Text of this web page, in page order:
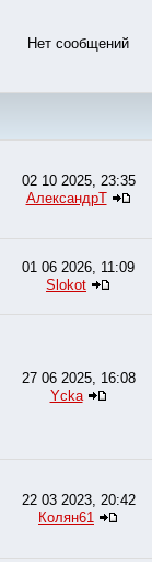
Нет сообщений
02 10 2025, 23:35
АлександрТ
01 06 2026, 11:09
Slokot
27 06 2025, 16:08
Ycka
22 03 2023, 20:42
Колян61